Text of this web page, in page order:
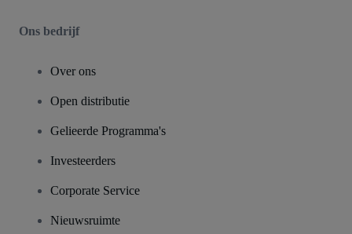
Ons bedrijf
Over ons
Open distributie
Gelieerde Programma's
Investeerders
Corporate Service
Nieuwsruimte